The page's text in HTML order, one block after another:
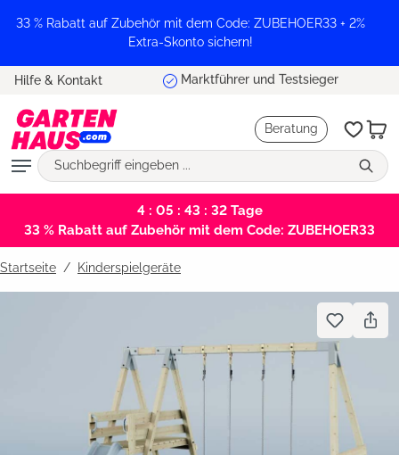
springen
33 % Rabatt auf Zubehör mit dem Code: ZUBEHOER33 + 2%
Extra-Skonto sichern!
Hilfe & Kontakt Marktführer und Testsieger
Beratung
4 : 05 : 43 : 31Tage
33 % Rabatt auf Zubehör mit dem Code: ZUBEHOER33
Startseite Kinderspielgeräte